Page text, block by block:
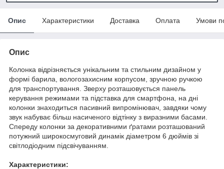
Опис Характеристики Доставка Оплата Умови
Опис
Колонка відрізняється унікальним та стильним дизайном у
формі барила, вологозахисним корпусом, зручною ручкою
для транспортування. Зверху розташовується панель
керування режимами та підставка для смартфона, на дні
колонки знаходиться пасивний випромінювач, завдяки чому
звук набуває більш насиченого відтінку з виразними басами.
Спереду колонки за декоративними ґратами розташований
потужний широкосмуговий динамік діаметром 6 дюймів зі
світлодіодним підсвічуванням.
Характеристики: